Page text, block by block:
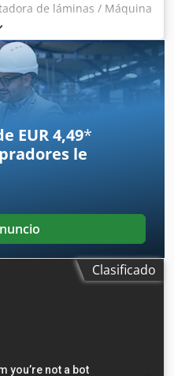
de láminas / Máquina
Año de fabricación / Año:
Inspección en línea
Apeh Ayb Ejroha Nos
tenemos más
inmediatamente; se puede
/ Núremberg; se
EUR 4,49*
le
Clasificado